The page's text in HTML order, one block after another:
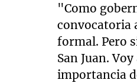
"Como
convocatoria
formal. Pero
San Juan.
importancia